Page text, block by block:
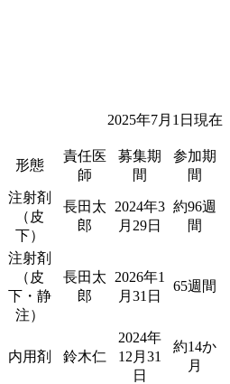
2025年7月1日現在
形態
責任医
師
募集期
間
参加期
間
注射剤
（皮
下）
長田太
郎
2024年3
月29日
約96週
間
注射剤
（皮
下・静
注）
長田太
郎
2026年1
月31日
65週間
内用剤 鈴木仁
2024年
12月31
日
約14か
月